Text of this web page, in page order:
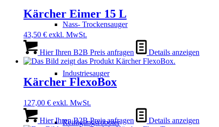
Nass- Trockensauger
Industriesauger
Reinigungsroboter
Kärcher Eimer 15 L
43,50 € exkl. MwSt.
Hier Ihren B2B Preis anfragen Details anzeigen
Kärcher FlexoBox
127,00 € exkl. MwSt.
Hier Ihren B2B Preis anfragen Details anzeigen